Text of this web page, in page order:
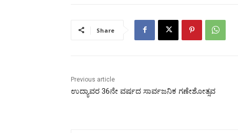
Share
Previous article
ಉದ್ಯಾವರ 36ನೇ ವರ್ಷದ ಸಾರ್ವಜನಿಕ ಗಣೇಶೋತ್ಸವ